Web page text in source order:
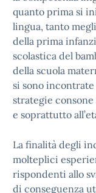
quanto prima si
lingua, tanto
della prima
scolastica del
della scuola
si sono
strategie
e soprattutto
La finalità degli
molteplici
rispondenti allo
di conseguenza